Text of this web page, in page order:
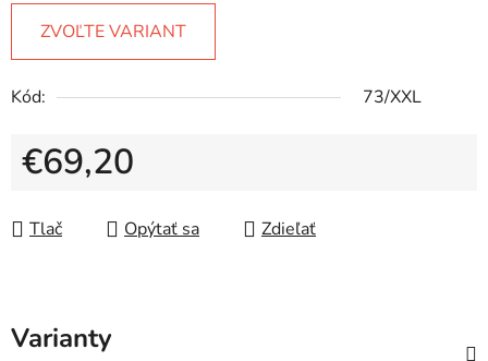
ZVOĽTE VARIANT
Kód: 73/XXL
€69,20
Tlač
Opýtať sa Zdieľať
Varianty